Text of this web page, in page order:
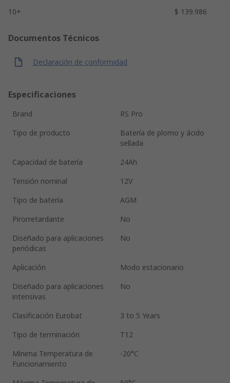
10+
$ 139.986
Documentos Técnicos
Declaración de conformidad
Especificaciones
Brand
RS Pro
Tipo de producto
Batería de plomo y ácido
sellada
Capacidad de batería
24Ah
Tensión nominal
12V
Tipo de batería
AGM
Pirorretardante
No
Diseñado para aplicaciones
periódicas
No
Aplicación
Modo estacionario
Diseñado para aplicaciones
intensivas
No
Clasificación Eurobat
3 to 5 Years
Tipo de terminación
T12
Mínima Temperatura de
Funcionamiento
-20°C